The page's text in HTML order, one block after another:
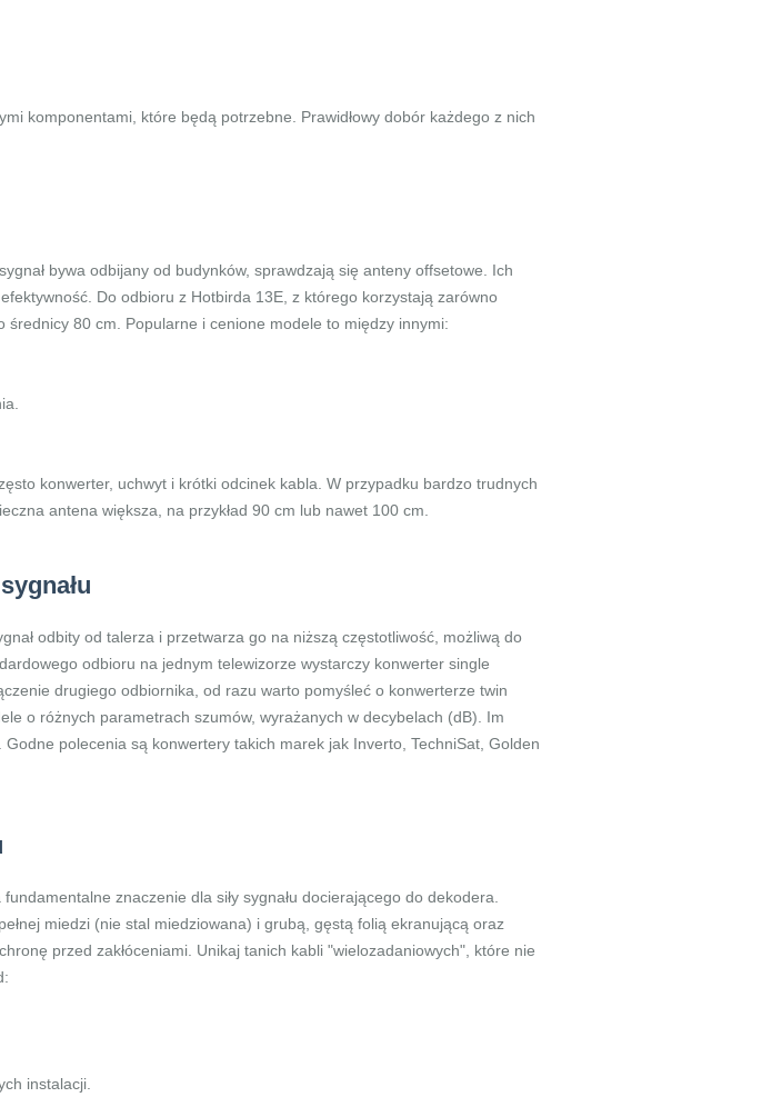
komponentami, które będą potrzebne. Prawidłowy dobór każdego z nich
bywa odbijany od budynków, sprawdzają się anteny offsetowe. Ich
Do odbioru z Hotbirda 13E, z którego korzystają zarówno
80 cm. Popularne i cenione modele to między innymi:
konwerter, uchwyt i krótki odcinek kabla. W przypadku bardzo trudnych
antena większa, na przykład 90 cm lub nawet 100 cm.
odbity od talerza i przetwarza go na niższą częstotliwość, możliwą do
odbioru na jednym telewizorze wystarczy konwerter single
drugiego odbiornika, od razu warto pomyśleć o konwerterze twin
o różnych parametrach szumów, wyrażanych w decybelach (dB). Im
polecenia są konwertery takich marek jak Inverto, TechniSat, Golden
znaczenie dla siły sygnału docierającego do dekodera.
miedzi (nie stal miedziowana) i grubą, gęstą folią ekranującą oraz
przed zakłóceniami. Unikaj tanich kabli "wielozadaniowych", które nie
instalacji.